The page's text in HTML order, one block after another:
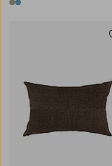
2 farger